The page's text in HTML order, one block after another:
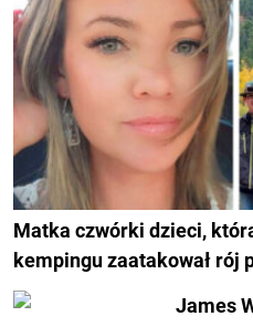
Matka czwórki dzieci,
kempingu zaatakował rój